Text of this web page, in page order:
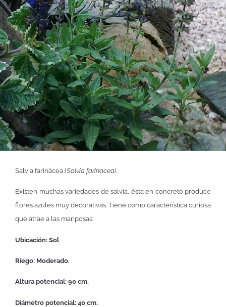
Salvia farinácea (Salvia farinacea).
Existen muchas variedades de salvia, ésta en concreto produce
flores azules muy decorativas. Tiene como característica curiosa
que atrae a las mariposas.
Ubicación: Sol
Riego: Moderado.
Altura potencial: 90 cm.
Diámetro potencial: 40 cm.